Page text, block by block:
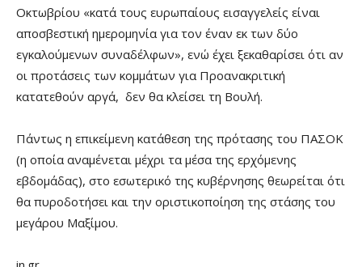
Οκτωβρίου «κατά τους ευρωπαίους εισαγγελείς είναι
αποσβεστική ημερομηνία για τον έναν εκ των δύο
εγκαλούμενων συναδέλφων», ενώ έχει ξεκαθαρίσει ότι αν
οι προτάσεις των κομμάτων για Προανακριτική
κατατεθούν αργά, δεν θα κλείσει τη Βουλή.
Πάντως η επικείμενη κατάθεση της πρότασης του ΠΑΣΟΚ
(η οποία αναμένεται μέχρι τα μέσα της ερχόμενης
εβδομάδας), στο εσωτερικό της κυβέρνησης θεωρείται ότι
θα πυροδοτήσει και την οριστικοποίηση της στάσης του
μεγάρου Μαξίμου.